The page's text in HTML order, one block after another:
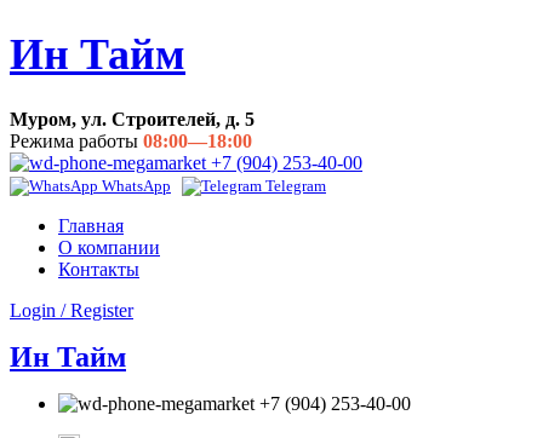
Ин Тайм
Муром, ул. Строителей, д. 5
Режима работы 08:00—18:00
+7 (904) 253-40-00
WhatsApp Telegram
Главная
О компании
Контакты
Login / Register
Ин Тайм
+7 (904) 253-40-00